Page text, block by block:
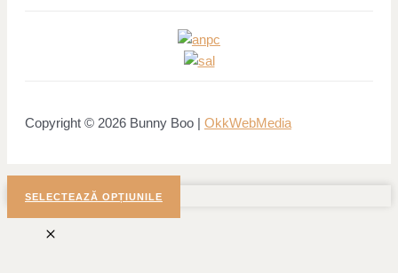
Copyright © 2026 Bunny Boo | OkkWebMedia
SELECTEAZĂ OPȚIUNILE